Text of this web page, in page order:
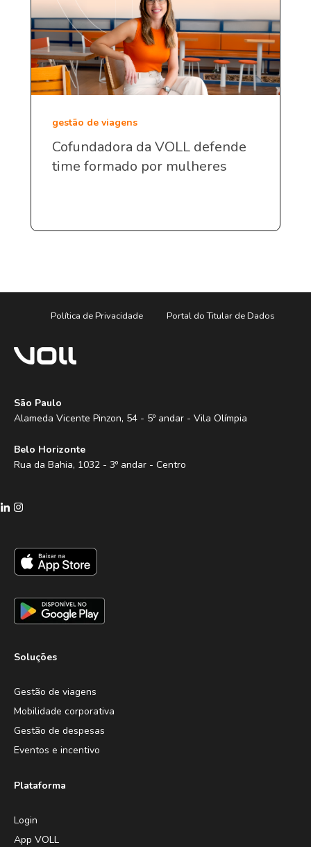
gestão de viagens
Cofundadora da VOLL defende
time formado por mulheres
Política de Privacidade Portal do Titular de Dados
São Paulo
Alameda Vicente Pinzon, 54 - 5º andar - Vila Olímpia
Belo Horizonte
Rua da Bahia, 1032 - 3º andar - Centro
Soluções
Gestão de viagens
Mobilidade corporativa
Gestão de despesas
Eventos e incentivo
Plataforma
Login
App VOLL